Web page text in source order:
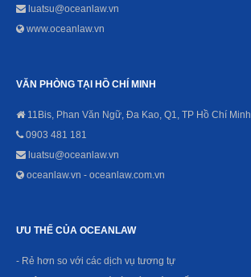
luatsu@oceanlaw.vn
www.oceanlaw.vn
VĂN PHÒNG TẠI HỒ CHÍ MINH
11Bis, Phan Văn Ngữ, Đa Kao, Q1, TP Hồ Chí Minh
0903 481 181
luatsu@oceanlaw.vn
oceanlaw.vn - oceanlaw.com.vn
ƯU THẾ CỦA OCEANLAW
- Rẻ hơn so với các dịch vụ tương tự